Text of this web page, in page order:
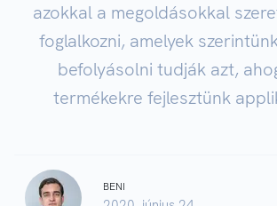
azokkal a megoldásokkal
foglalkozni, amelyek
befolyásolni tudják azt,
termékekre fejlesztünk
BENI